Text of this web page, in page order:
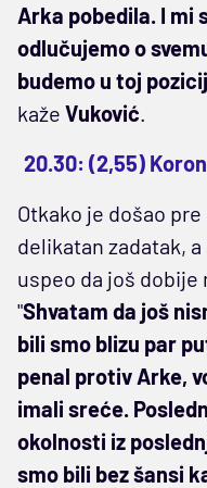
Arka pobedila. I mi
odlučujemo o
budemo u toj
kaže Vuković.
20.30: (2,55)
Otkako je došao
delikatan zadatak,
uspeo da još dobije
"Shvatam da još
bili smo blizu par
penal protiv Arke,
imali sreće.
okolnosti iz
smo bili bez šansi